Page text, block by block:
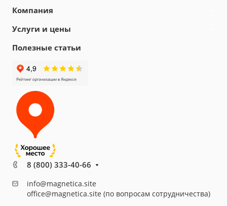
Компания
Услуги и цены
Полезные статьи
8 (800) 333-40-66
info@magnetica.site
office@magnetica.site (по вопросам сотрудничества)